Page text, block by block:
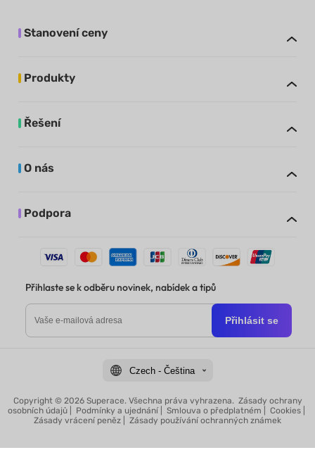
Stanovení ceny
Produkty
Řešení
O nás
Podpora
Přihlaste se k odběru novinek, nabídek a tipů
Přihlásit se
Czech - Čeština
Copyright © 2026 Superace. Všechna práva vyhrazena. Zásady ochrany
osobních údajů
Podmínky a ujednání Smlouva o předplatném Cookies
Zásady vrácení peněz
Zásady používání ochranných známek